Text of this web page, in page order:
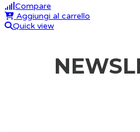
Compare
Aggiungi al carrello
Quick view